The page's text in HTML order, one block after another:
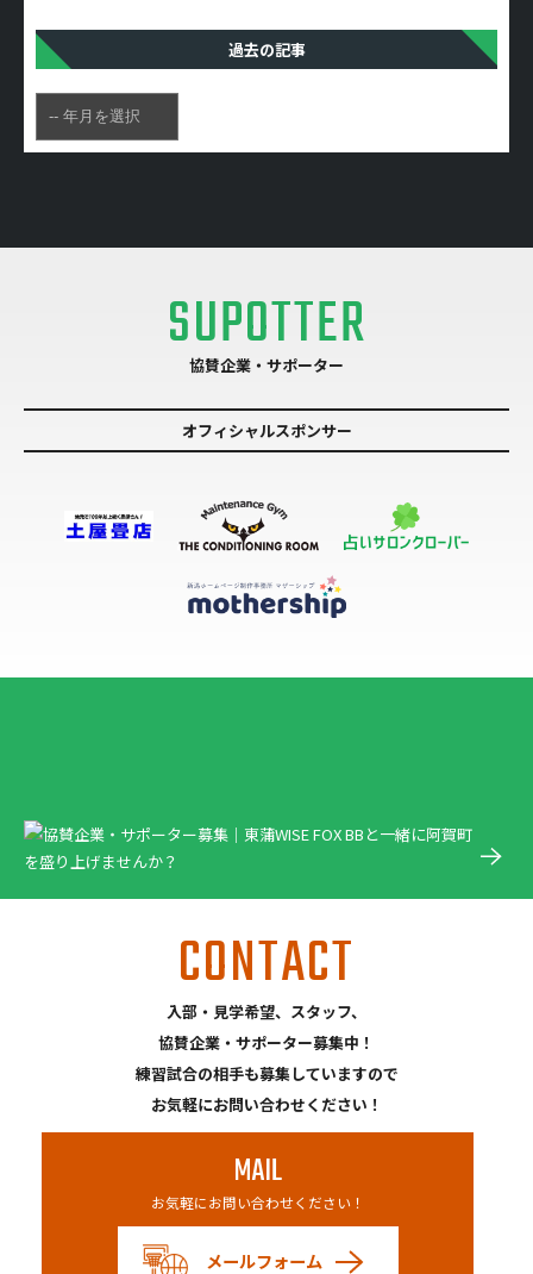
過去の記事
SUPOTTER
協賛企業・サポーター
オフィシャルスポンサー
CONTACT
入部・見学希望、スタッフ、
協賛企業・サポーター募集中！
練習試合の相手も募集していますので
お気軽にお問い合わせください！
MAIL
お気軽にお問い合わせください！
メールフォーム